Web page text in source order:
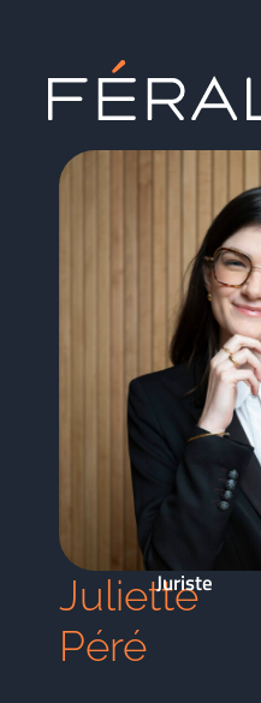
Juliette
Péré
Juriste